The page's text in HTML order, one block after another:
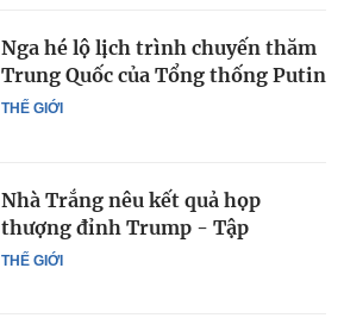
THẾ GIỚI
Nga hé lộ lịch trình chuyến thăm
Trung Quốc của Tổng thống Putin
THẾ GIỚI
Nhà Trắng nêu kết quả họp
thượng đỉnh Trump - Tập